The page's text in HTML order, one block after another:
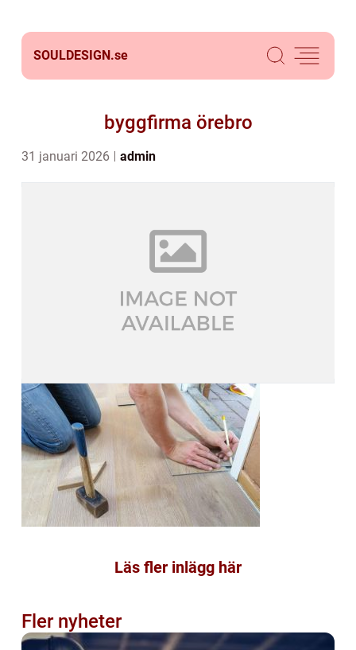
SOULDESIGN.se
byggfirma örebro
31 januari 2026 admin
Läs fler inlägg här
Fler nyheter